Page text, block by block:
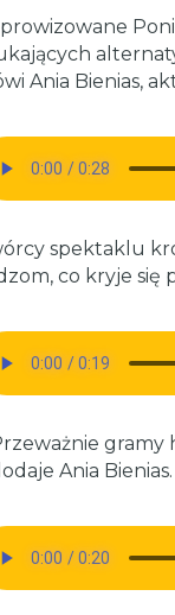
Ania Bienias,
spektaklu
co kryje się
gramy
Ania Bienias.